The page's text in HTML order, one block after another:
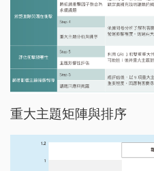
重大主題矩陣與排序